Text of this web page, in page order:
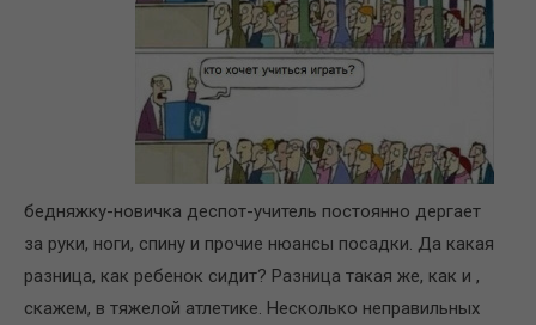
бедняжку-новичка деспот-учитель постоянно дергает
за руки, ноги, спину и прочие нюансы посадки. Да какая
разница, как ребенок сидит? Разница такая же, как и ,
скажем, в тяжелой атлетике. Несколько неправильных